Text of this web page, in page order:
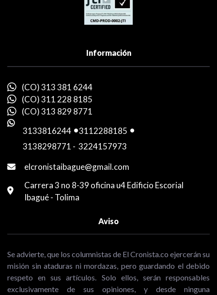
Información
(CO) 313 381 6244
(CO) 311 228 8185
(CO) 313 829 8771
3133816244 -3112288185 -
3138298771 - 3224157973
elcronistaibague@gmail.com
Carrera 3 no 8-39 oficina u4 Edificio Escorial
Ibagué - Tolima
Aviso
Se advierte, que los columnistas de El Cronista.co ejercerán su
misión sin ataduras ni mordazas, pero guardando el debido
respeto en sus artículos. Solo ellos, serán responsables
exclusivamente de sus opiniones, y desde ninguna